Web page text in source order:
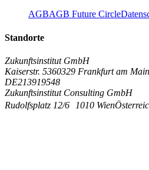
AGBAGB Future Circle
Standorte
Zukunftsinstitut GmbH
Kaiserstr. 5360329 Frankfurt am Main
DE213919548
Zukunftsinstitut Consulting GmbH
Rudolfsplatz 12/6
1010 Wien